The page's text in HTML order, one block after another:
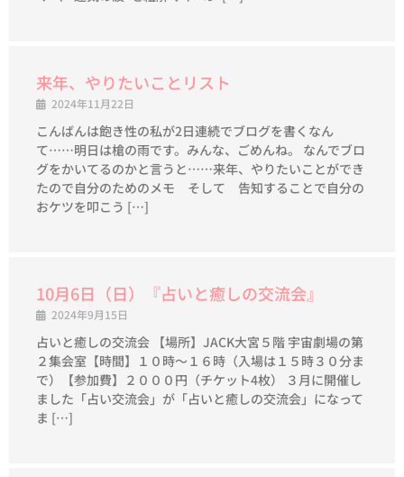
来年、やりたいことリスト
2024年11月22日
こんばんは飽き性の私が2日連続でブログを書くなん
て……明日は槍の雨です。みんな、ごめんね。 なんでブロ
グをかいてるのかと言うと……来年、やりたいことができ
たので自分のためのメモ そして 告知することで自分の
おケツを叩こう […]
10月6日（日）『占いと癒しの交流会』
2024年9月15日
占いと癒しの交流会 【場所】JACK大宮５階 宇宙劇場の第
２集会室【時間】１０時～１６時（入場は１５時３０分ま
で）【参加費】２０００円（チケット4枚） ３月に開催し
ました「占い交流会」が「占いと癒しの交流会」になって
ま […]